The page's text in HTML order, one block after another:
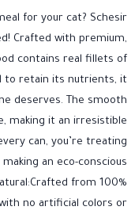
for your cat? Schesir
Crafted with premium,
contains real fillets of
to retain its nutrients, it
deserves. The smooth
making it an irresistible
can, you’re treating
an eco-conscious
from 100%
no artificial colors or